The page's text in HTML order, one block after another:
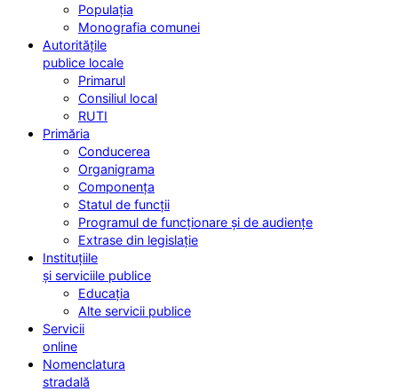
Populația
Monografia comunei
Autoritățile
publice locale
Primarul
Consiliul local
RUTI
Primăria
Conducerea
Organigrama
Componența
Statul de funcții
Programul de funcționare și de audiențe
Extrase din legislație
Instituțiile
și serviciile publice
Educația
Alte servicii publice
Servicii
online
Nomenclatura
stradală